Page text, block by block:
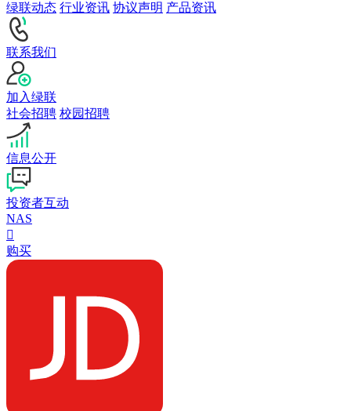
绿联动态 行业资讯 协议声明 产品资讯
联系我们
加入绿联
社会招聘 校园招聘
信息公开
投资者互动
NAS

购买